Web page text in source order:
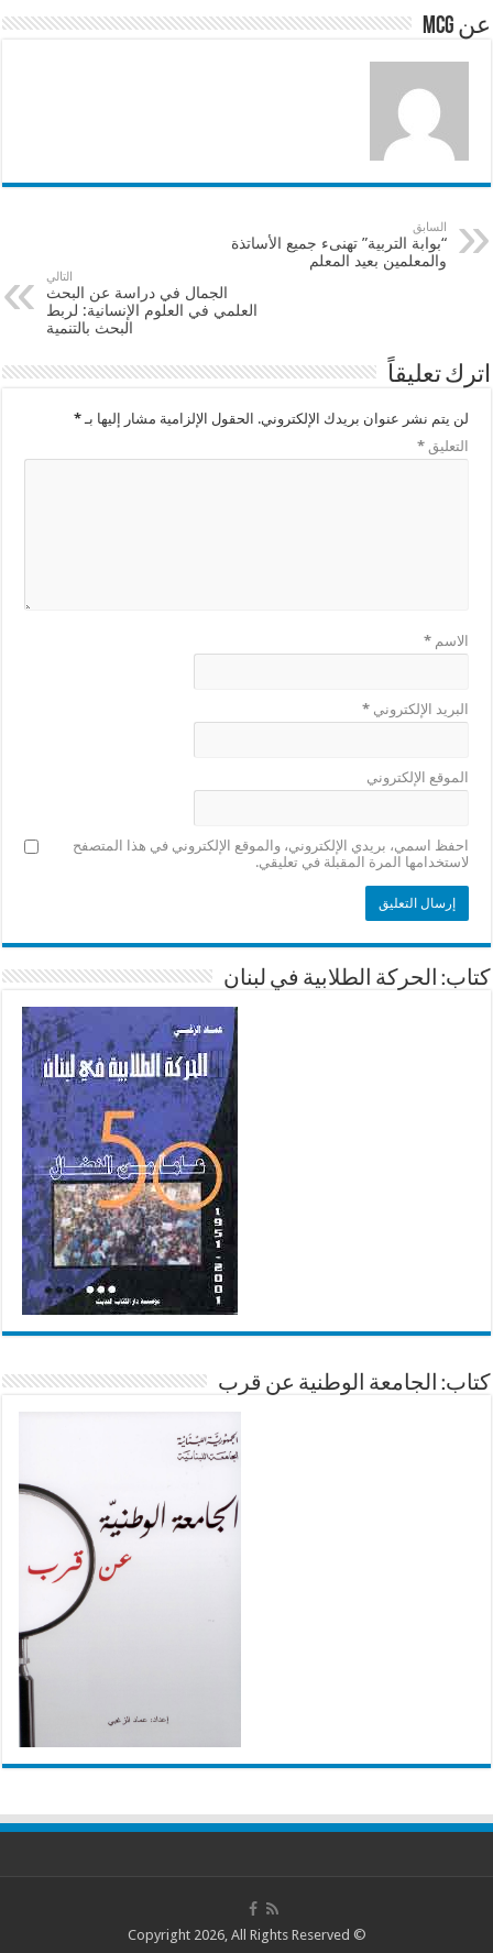
k
عن mcg
السابق
“بوابة التربية” تهنىء جميع الأساتذة
والمعلمين بعيد المعلم
التالي
الجمال في دراسة عن البحث
العلمي في العلوم الإنسانية: لربط
البحث بالتنمية
اترك تعليقاً
لن يتم نشر عنوان بريدك الإلكتروني. الحقول الإلزامية مشار إليها بـ*
التعليق*
الاسم*
البريد الإلكتروني*
الموقع الإلكتروني
احفظ اسمي، بريدي الإلكتروني، والموقع الإلكتروني في هذا المتصفح
لاستخدامها المرة المقبلة في تعليقي.
كتاب: الحركة الطلابية في لبنان
كتاب: الجامعة الوطنية عن قرب
© Copyright 2026, All Rights Reserved